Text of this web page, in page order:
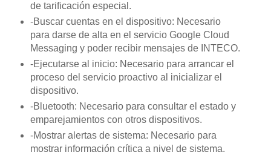
de tarificación especial.
-Buscar cuentas en el dispositivo: Necesario
para darse de alta en el servicio Google Cloud
Messaging y poder recibir mensajes de INTECO.
-Ejecutarse al inicio: Necesario para arrancar el
proceso del servicio proactivo al inicializar el
dispositivo.
-Bluetooth: Necesario para consultar el estado y
emparejamientos con otros dispositivos.
-Mostrar alertas de sistema: Necesario para
mostrar información crítica a nivel de sistema.